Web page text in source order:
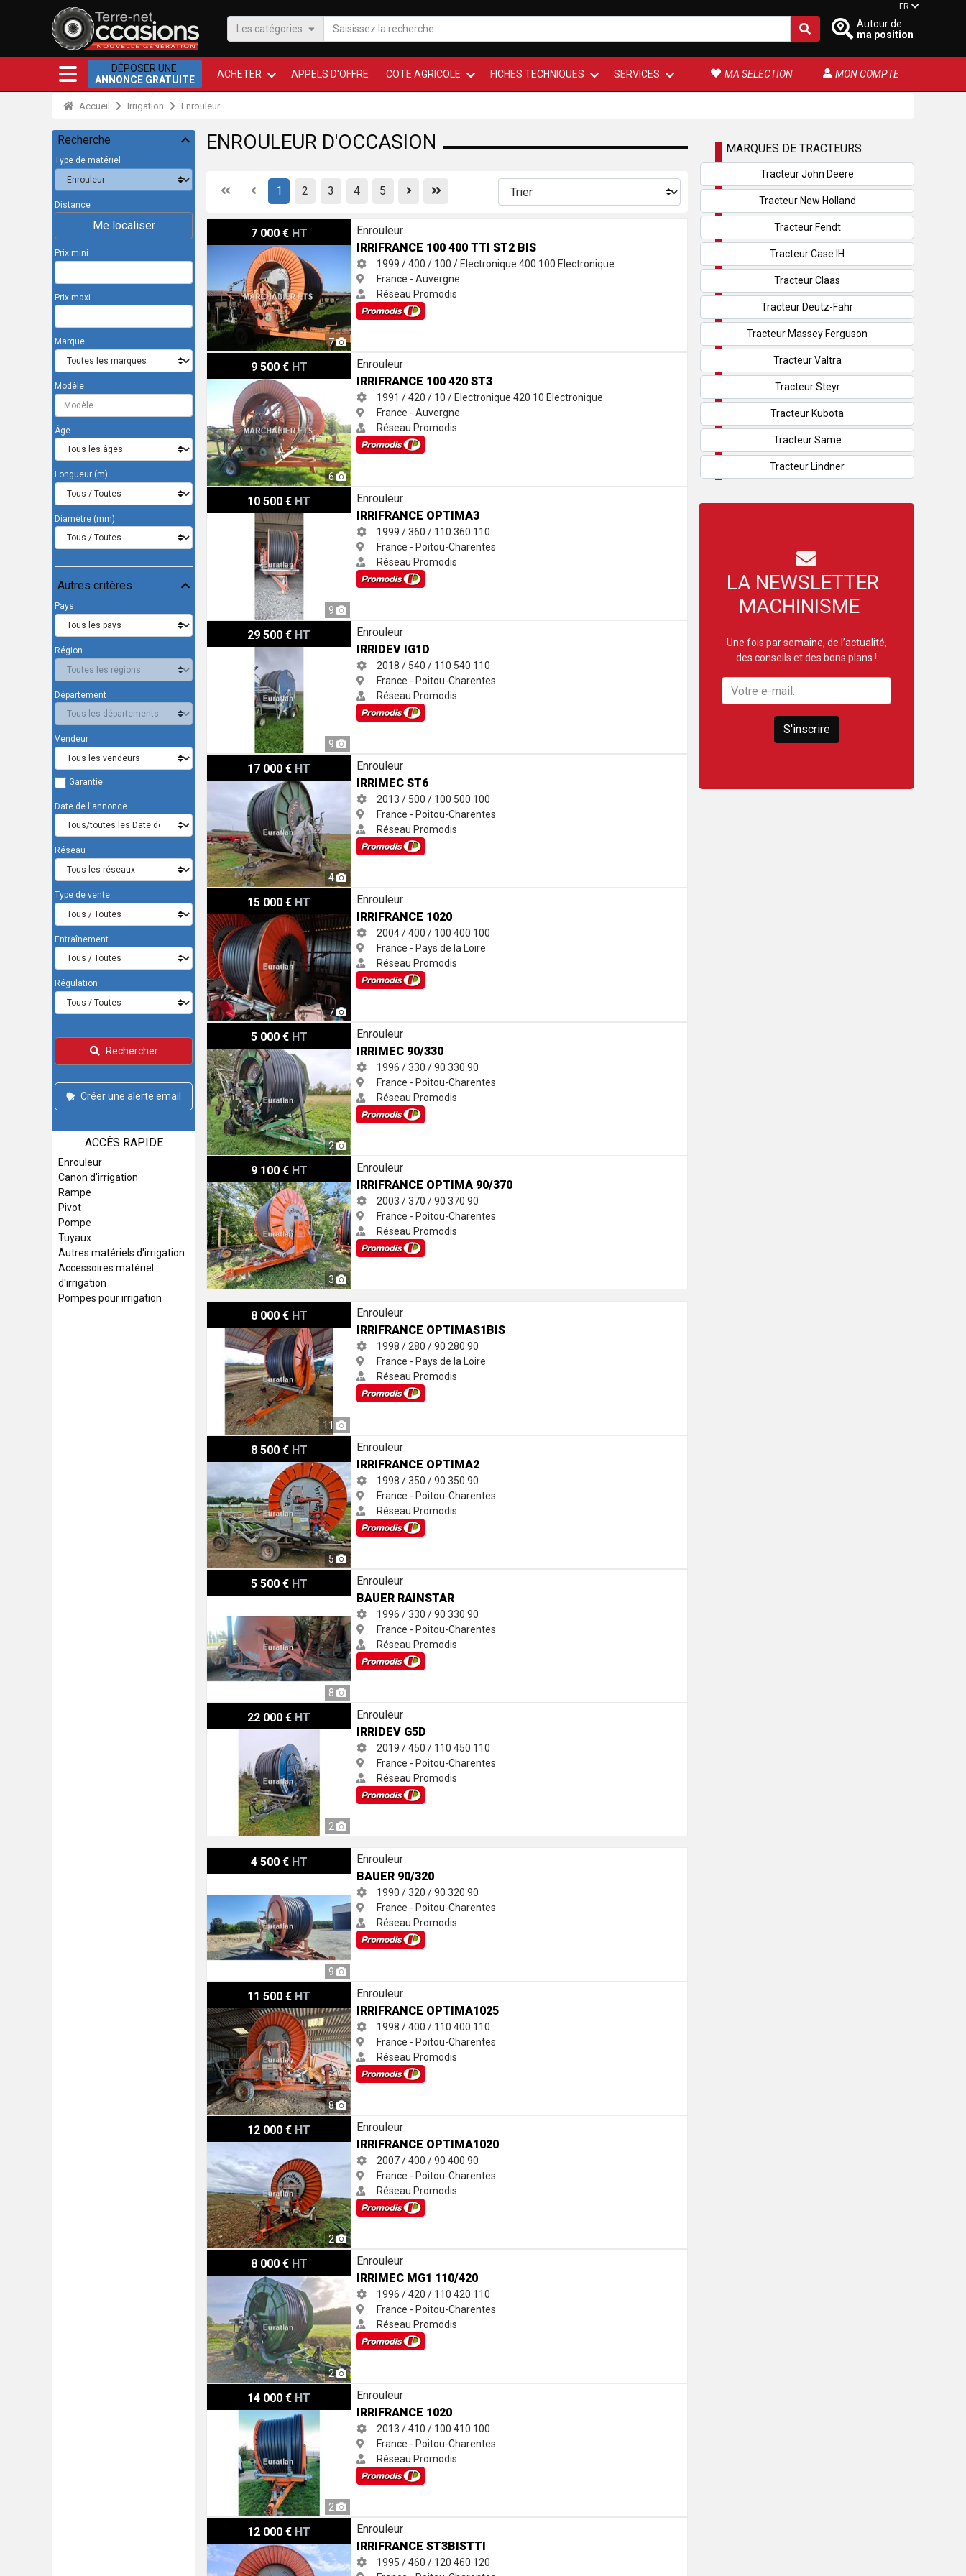
Les catégories
Autour de
ma position
FR
DÉPOSER UNE
ANNONCE GRATUITE
ACHETER APPELS D'OFFRE COTE AGRICOLE FICHES TECHNIQUES SERVICES MA SELECTION MON COMPTE
Accueil Irrigation Enrouleur
Recherche
Type de matériel
Distance
Me localiser
Prix mini
Prix maxi
Marque
Modèle
Âge
Longueur (m)
Diamètre (mm)
Autres critères
Pays
Région
Département
Vendeur
Garantie
Date de l'annonce
Réseau
Type de vente
Entraînement
Régulation
Rechercher
Créer une alerte email
ACCÈS RAPIDE
Enrouleur
Canon d'irrigation
Rampe
Pivot
Pompe
Tuyaux
Autres matériels d'irrigation
Accessoires matériel
d'irrigation
Pompes pour irrigation
ENROULEUR D'OCCASION
FirstPrevious
1 2 3 4 5 PreviousFirst
7 000 € HT
7
Irrifrance 100 400 TTI ST2 BIS
Enrouleur
IRRIFRANCE 100 400 TTI ST2 BIS
1999 / 400 / 100 / Electronique400 100 Electronique
France - Auvergne
Réseau Promodis
9 500 € HT
6
Irrifrance 100 420 ST3
Enrouleur
IRRIFRANCE 100 420 ST3
1991 / 420 / 10 / Electronique420 10 Electronique
France - Auvergne
Réseau Promodis
10 500 € HT
9
Irrifrance OPTIMA3
Enrouleur
IRRIFRANCE OPTIMA3
1999 / 360 / 110360 110
France - Poitou-Charentes
Réseau Promodis
29 500 € HT
9
Irridev IG1D
Enrouleur
IRRIDEV IG1D
2018 / 540 / 110 540 110
France - Poitou-Charentes
Réseau Promodis
17 000 € HT
4
Irrimec ST6
Enrouleur
IRRIMEC ST6
2013 / 500 / 100 500 100
France - Poitou-Charentes
Réseau Promodis
15 000 € HT
7
Irrifrance 1020
Enrouleur
IRRIFRANCE 1020
2004 / 400 / 100400 100
France - Pays de la Loire
Réseau Promodis
5 000 € HT
2
Irrimec 90/330
Enrouleur
IRRIMEC 90/330
1996 / 330 / 9033090
France - Poitou-Charentes
Réseau Promodis
9 100 € HT
3
Irrifrance OPTIMA 90/370
Enrouleur
IRRIFRANCE OPTIMA 90/370
2003 / 370 / 9037090
France - Poitou-Charentes
Réseau Promodis
8 000 € HT
11
Irrifrance OPTIMAS1BIS
Enrouleur
IRRIFRANCE OPTIMAS1BIS
1998 / 280 / 9028090
France - Pays de la Loire
Réseau Promodis
8 500 € HT
5
Irrifrance OPTIMA2
Enrouleur
IRRIFRANCE OPTIMA2
1998 / 350 / 9035090
France - Poitou-Charentes
Réseau Promodis
5 500 € HT
8
Bauer RAINSTAR
Enrouleur
BAUER RAINSTAR
1996 / 330 / 9033090
France - Poitou-Charentes
Réseau Promodis
22 000 € HT
2
Irridev G5D
Enrouleur
IRRIDEV G5D
2019 / 450 / 110450 110
France - Poitou-Charentes
Réseau Promodis
4 500 € HT
9
Bauer 90/320
Enrouleur
BAUER 90/320
1990 / 320 / 9032090
France - Poitou-Charentes
Réseau Promodis
11 500 € HT
8
Irrifrance OPTIMA1025
Enrouleur
IRRIFRANCE OPTIMA1025
1998 / 400 / 110400 110
France - Poitou-Charentes
Réseau Promodis
12 000 € HT
2
Irrifrance OPTIMA1020
Enrouleur
IRRIFRANCE OPTIMA1020
2007 / 400 / 9040090
France - Poitou-Charentes
Réseau Promodis
8 000 € HT
2
Irrimec MG1 110/420
Enrouleur
IRRIMEC MG1 110/420
1996 / 420 / 110420 110
France - Poitou-Charentes
Réseau Promodis
14 000 € HT
2
Irrifrance 1020
Enrouleur
IRRIFRANCE 1020
2013 / 410 / 100410 100
France - Poitou-Charentes
Réseau Promodis
12 000 € HT
Irrifrance ST3BISTTI
Enrouleur
IRRIFRANCE ST3BISTTI
1995 / 460 / 120460 120
MARQUES DE TRACTEURS
Tracteur John Deere
Tracteur New Holland
Tracteur Fendt
Tracteur Case IH
Tracteur Claas
Tracteur Deutz-Fahr
Tracteur Massey Ferguson
Tracteur Valtra
Tracteur Steyr
Tracteur Kubota
Tracteur Same
Tracteur Lindner
LA NEWSLETTER
MACHINISME
Une fois par semaine, de l’actualité,
des conseils et des bons plans !
S'inscrire